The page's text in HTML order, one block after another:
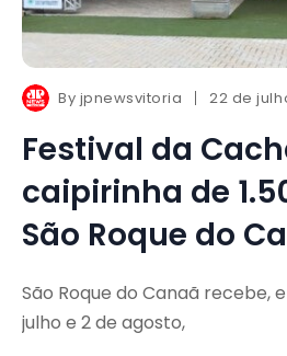
By jpnewsvitoria 22 de
Festival da
caipirinha de
São Roque do
São Roque do Canaã recebe,
julho e 2 de agosto,